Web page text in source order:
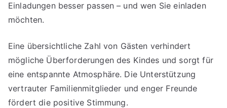
Einladungen besser passen – und wen Sie einladen
möchten.
Eine übersichtliche Zahl von Gästen verhindert
mögliche Überforderungen des Kindes und sorgt für
eine entspannte Atmosphäre. Die Unterstützung
vertrauter Familienmitglieder und enger Freunde
fördert die positive Stimmung.